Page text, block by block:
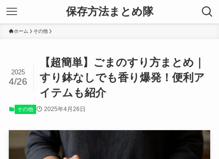
保存方法まとめ隊
ホーム その他
【超簡単】ごまのすり方まとめ｜
すり鉢なしでも香り爆発！便利ア
イテムも紹介
2025
4/26
その他 2025年4月26日